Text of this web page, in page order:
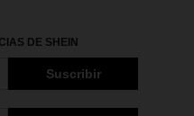
DE SHEIN
Suscribir